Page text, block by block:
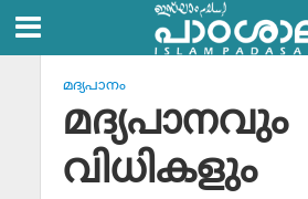
മദ്യപാനം
മദ്യപാനവും
വിധികളും